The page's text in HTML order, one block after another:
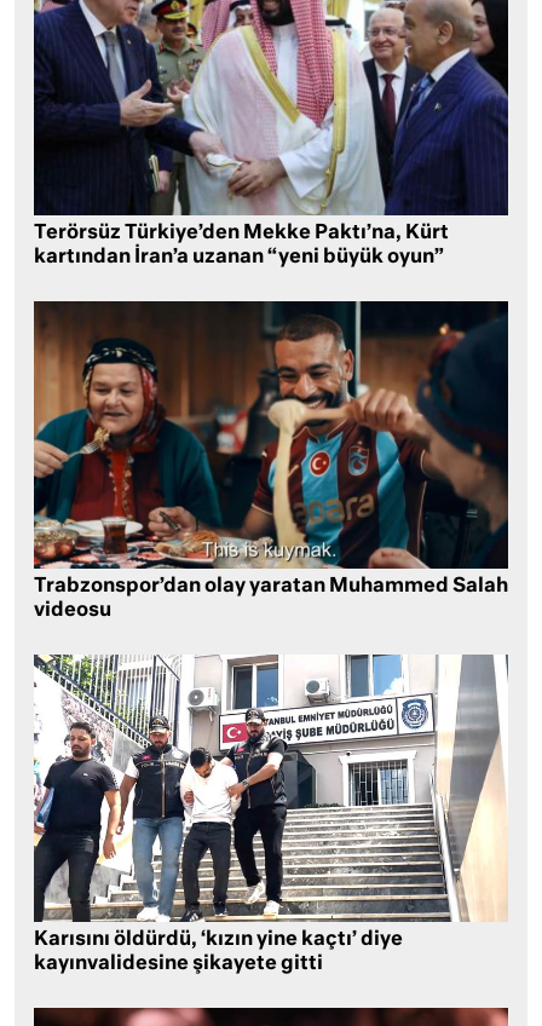
Terörsüz Türkiye’den Mekke Paktı’na, Kürt
kartından İran’a uzanan “yeni büyük oyun”
Trabzonspor’dan olay yaratan Muhammed Salah
videosu
Karısını öldürdü, ‘kızın yine kaçtı’ diye
kayınvalidesine şikayete gitti